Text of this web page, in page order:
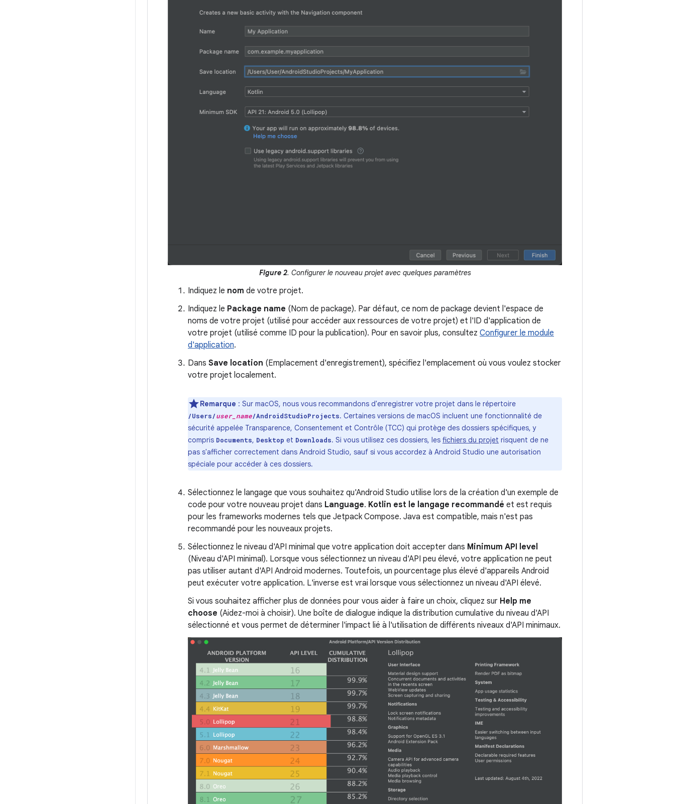
Figure 2. Configurer le nouveau projet avec quelques paramètres
Indiquez le nom de votre projet.
Indiquez le Package name (Nom de package). Par défaut, ce nom de package devient l'espace de
noms de votre projet (utilisé pour accéder aux ressources de votre projet) et l'ID d'application de
votre projet (utilisé comme ID pour la publication). Pour en savoir plus, consultez Configurer le module
d'application.
Dans Save location (Emplacement d'enregistrement), spécifiez l'emplacement où vous voulez stocker
votre projet localement.
Remarque : Sur macOS, nous vous recommandons d'enregistrer votre projet dans le répertoire
/Users/user_name/AndroidStudioProjects. Certaines versions de macOS incluent une fonctionnalité de
sécurité appelée Transparence, Consentement et Contrôle (TCC) qui protège des dossiers spécifiques, y
compris Documents, Desktop et Downloads. Si vous utilisez ces dossiers, les fichiers du projet risquent de ne
pas s'afficher correctement dans Android Studio, sauf si vous accordez à Android Studio une autorisation
spéciale pour accéder à ces dossiers.
Sélectionnez le langage que vous souhaitez qu'Android Studio utilise lors de la création d'un exemple de
code pour votre nouveau projet dans Language. Kotlin est le langage recommandé et est requis
pour les frameworks modernes tels que Jetpack Compose. Java est compatible, mais n'est pas
recommandé pour les nouveaux projets.
Sélectionnez le niveau d'API minimal que votre application doit accepter dans Minimum API level
(Niveau d'API minimal). Lorsque vous sélectionnez un niveau d'API peu élevé, votre application ne peut
pas utiliser autant d'API Android modernes. Toutefois, un pourcentage plus élevé d'appareils Android
peut exécuter votre application. L'inverse est vrai lorsque vous sélectionnez un niveau d'API élevé.
Si vous souhaitez afficher plus de données pour vous aider à faire un choix, cliquez sur Help me
choose (Aidez-moi à choisir). Une boîte de dialogue indique la distribution cumulative du niveau d'API
sélectionné et vous permet de déterminer l'impact lié à l'utilisation de différents niveaux d'API minimaux.